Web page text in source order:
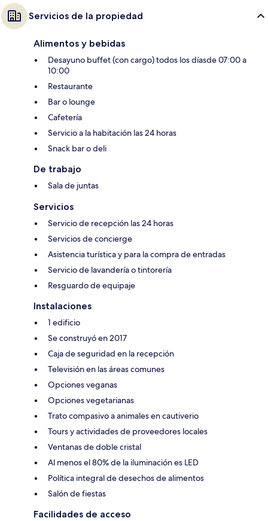
Servicios de la propiedad
Alimentos y bebidas
Desayuno buffet (con cargo) todos los díasde 07:00 a
10:00
Restaurante
Bar o lounge
Cafetería
Servicio a la habitación las 24 horas
Snack bar o deli
De trabajo
Sala de juntas
Servicios
Servicio de recepción las 24 horas
Servicios de concierge
Asistencia turística y para la compra de entradas
Servicio de lavandería o tintorería
Resguardo de equipaje
Instalaciones
1 edificio
Se construyó en 2017
Caja de seguridad en la recepción
Televisión en las áreas comunes
Opciones veganas
Opciones vegetarianas
Trato compasivo a animales en cautiverio
Tours y actividades de proveedores locales
Ventanas de doble cristal
Al menos el 80% de la iluminación es LED
Política integral de desechos de alimentos
Salón de fiestas
Facilidades de acceso